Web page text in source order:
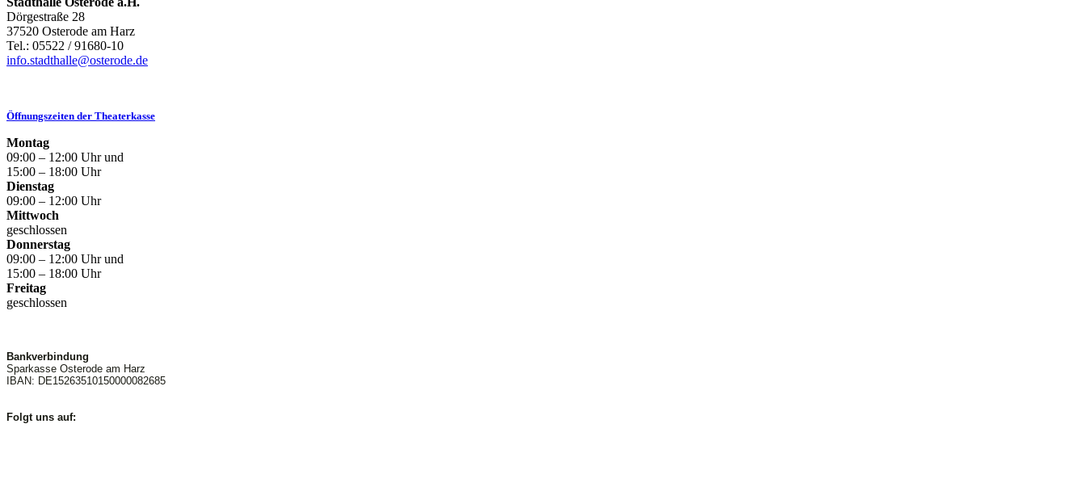
Dörgestraße 28
37520 Osterode am Harz
Tel.: 05522 / 91680-10
info.stadthalle@osterode.de
Öffnungszeiten der Theaterkasse
Montag
09:00 – 12:00 Uhr und
15:00 – 18:00 Uhr
Dienstag
09:00 – 12:00 Uhr
Mittwoch
geschlossen
Donnerstag
09:00 – 12:00 Uhr und
15:00 – 18:00 Uhr
Freitag
geschlossen
Bankverbindung
Sparkasse Osterode am Harz
IBAN: DE15263510150000082685
Folgt uns auf: